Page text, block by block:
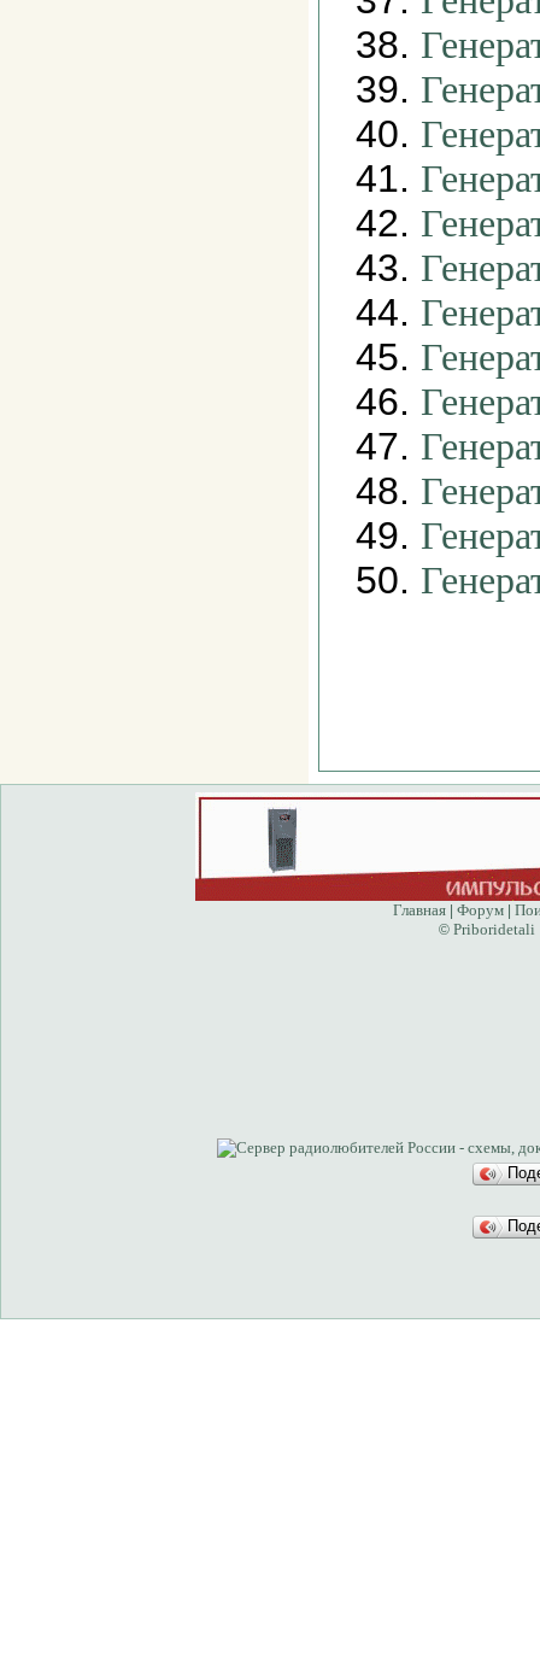
38.
39.
40.
41.
42.
43.
44.
45.
46.
47.
48.
49.
50.
Главная| Форум|
© Priboridetali